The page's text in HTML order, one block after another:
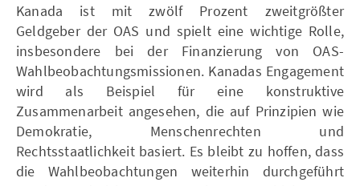
Kanada ist mit zwölf Prozent zweitgrößter
Geldgeber der OAS und spielt eine wichtige Rolle,
insbesondere bei der Finanzierung von OAS-
Wahlbeobachtungsmissionen. Kanadas Engagement
wird als Beispiel für eine konstruktive
Zusammenarbeit angesehen, die auf Prinzipien wie
Demokratie, Menschenrechten und
Rechtsstaatlichkeit basiert. Es bleibt zu hoffen, dass
die Wahlbeobachtungen weiterhin durchgeführt